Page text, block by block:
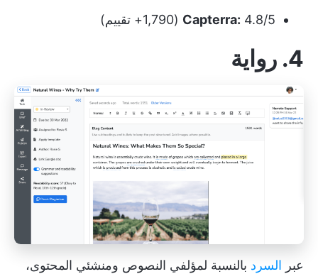
Capterra: 4.8/5 (1,790+ تقييم)
4. رواية
عبر السرد بالنسبة لمؤلفي النصوص ومنشئي المحتوى،